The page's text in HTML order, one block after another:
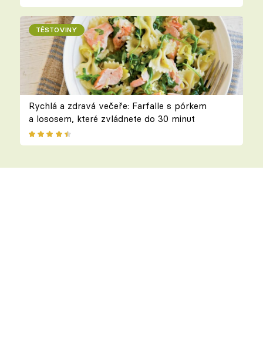
TĚSTOVINY
Rychlá a zdravá večeře: Farfalle s pórkem
a lososem, které zvládnete do 30 minut